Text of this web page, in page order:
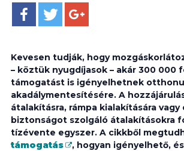
Kevesen tudják, hogy
– köztük nyugdíjasok – akár 300 000
támogatást is igényelhetnek
akadálymentesítésére. A
átalakításra, rámpa kialakítására vagy
biztonságot szolgáló átalakításokra
tízévente egyszer. A cikkből
támogatás
, hogyan igényelhető,